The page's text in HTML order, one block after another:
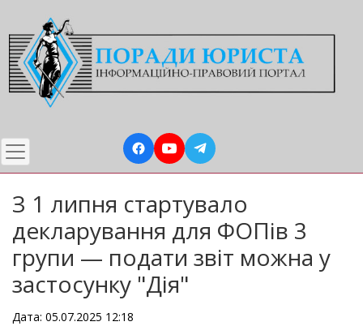
до
основного
вмісту
З 1 липня стартувало
декларування для ФОПів 3
групи — подати звіт можна у
застосунку "Дія"
Дата: 05.07.2025 12:18